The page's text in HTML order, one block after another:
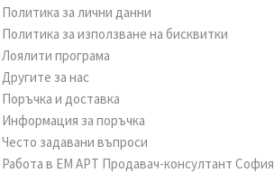
Политика за лични данни
Политика за използване на бисквитки
Лоялити програма
Другите за нас
Поръчка и доставка
Информация за поръчка
Често задавани въпроси
Работа в ЕМ АРТ Продавач-консултант София